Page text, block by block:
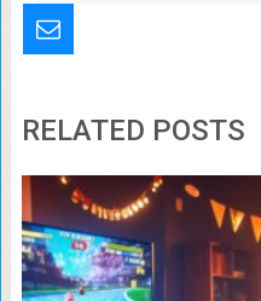
RELATED POSTS